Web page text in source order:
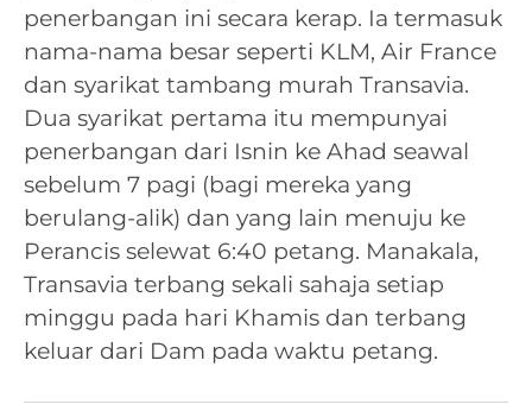
penerbangan ini secara kerap. Ia termasuk
nama-nama besar seperti KLM, Air France
dan syarikat tambang murah Transavia.
Dua syarikat pertama itu mempunyai
penerbangan dari Isnin ke Ahad seawal
sebelum 7 pagi (bagi mereka yang
berulang-alik) dan yang lain menuju ke
Perancis selewat 6:40 petang. Manakala,
Transavia terbang sekali sahaja setiap
minggu pada hari Khamis dan terbang
keluar dari Dam pada waktu petang.